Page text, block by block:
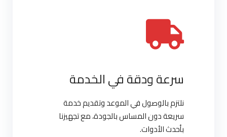
سرعة ودقة في الخدمة
نلتزم بالوصول في الموعد وتقديم خدمة
سريعة دون المساس بالجودة، مع تجهيزنا
بأحدث الأدوات.